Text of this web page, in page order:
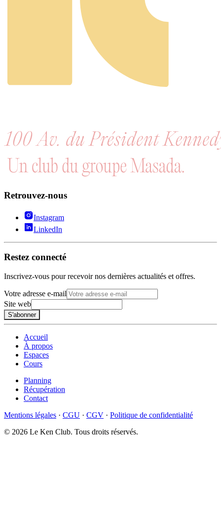
Retrouvez-nous
Instagram
LinkedIn
Restez connecté
Inscrivez-vous pour recevoir nos dernières actualités et offres.
Votre adresse e-mail
Site web
S'abonner
Accueil
À propos
Espaces
Cours
Planning
Récupération
Contact
Mentions légales · CGU · CGV · Politique de confidentialité
© 2026 Le Ken Club. Tous droits réservés.